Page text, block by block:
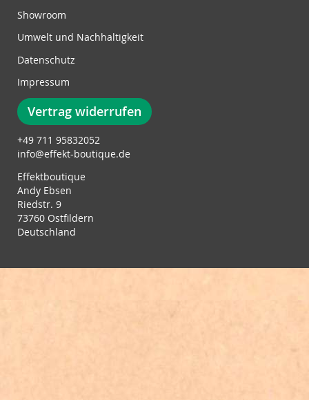
e
Showroom
Umwelt und Nachhaltigkeit
Datenschutz
Impressum
Vertrag widerrufen
+49 711 95832052
info@effekt-boutique.de
Effektboutique
Andy Ebsen
Riedstr. 9
73760 Ostfildern
Deutschland